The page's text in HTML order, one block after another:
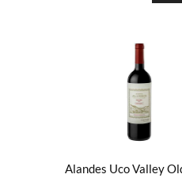
Alandes Uco Valley